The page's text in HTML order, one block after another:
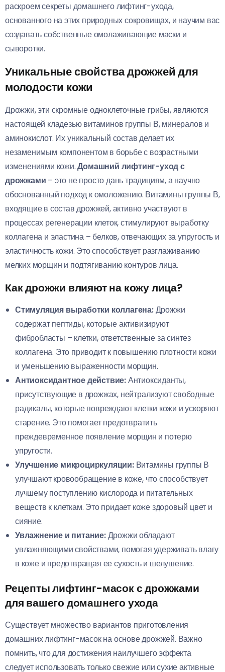
раскроем секреты домашнего лифтинг-ухода,
основанного на этих природных сокровищах, и научим вас
создавать собственные омолаживающие маски и
сыворотки.
Уникальные свойства дрожжей для
молодости кожи
Дрожжи, эти скромные одноклеточные грибы, являются
настоящей кладезью витаминов группы В, минералов и
аминокислот. Их уникальный состав делает их
незаменимым компонентом в борьбе с возрастными
изменениями кожи.Домашний лифтинг-уход с
дрожжами – это не просто дань традициям, а научно
обоснованный подход к омоложению. Витамины группы В,
входящие в состав дрожжей, активно участвуют в
процессах регенерации клеток, стимулируют выработку
коллагена и эластина – белков, отвечающих за упругость и
эластичность кожи. Это способствует разглаживанию
мелких морщин и подтягиванию контуров лица.
Как дрожжи влияют на кожу лица?
Стимуляция выработки коллагена:Дрожжи
содержат пептиды, которые активизируют
фибробласты – клетки, ответственные за синтез
коллагена. Это приводит к повышению плотности кожи
и уменьшению выраженности морщин.
Антиоксидантное действие:Антиоксиданты,
присутствующие в дрожжах, нейтрализуют свободные
радикалы, которые повреждают клетки кожи и ускоряют
старение. Это помогает предотвратить
преждевременное появление морщин и потерю
упругости.
Улучшение микроциркуляции:Витамины группы В
улучшают кровообращение в коже, что способствует
лучшему поступлению кислорода и питательных
веществ к клеткам. Это придает коже здоровый цвет и
сияние.
Увлажнение и питание:Дрожжи обладают
увлажняющими свойствами, помогая удерживать влагу
в коже и предотвращая ее сухость и шелушение.
Рецепты лифтинг-масок с дрожжами
для вашего домашнего ухода
Существует множество вариантов приготовления
домашних лифтинг-масок на основе дрожжей. Важно
помнить, что для достижения наилучшего эффекта
следует использовать только свежие или сухие активные